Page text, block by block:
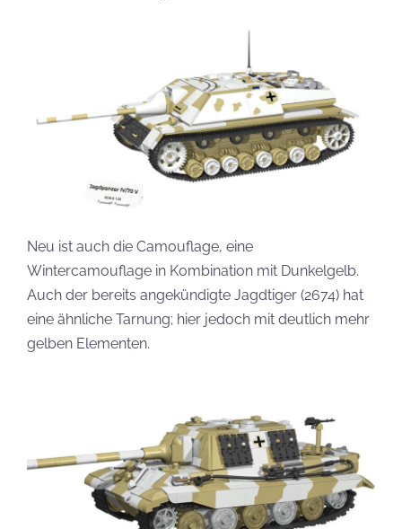
Neu ist auch die Camouflage, eine
Wintercamouflage in Kombination mit Dunkelgelb.
Auch der bereits angekündigte Jagdtiger (2674) hat
eine ähnliche Tarnung; hier jedoch mit deutlich mehr
gelben Elementen.